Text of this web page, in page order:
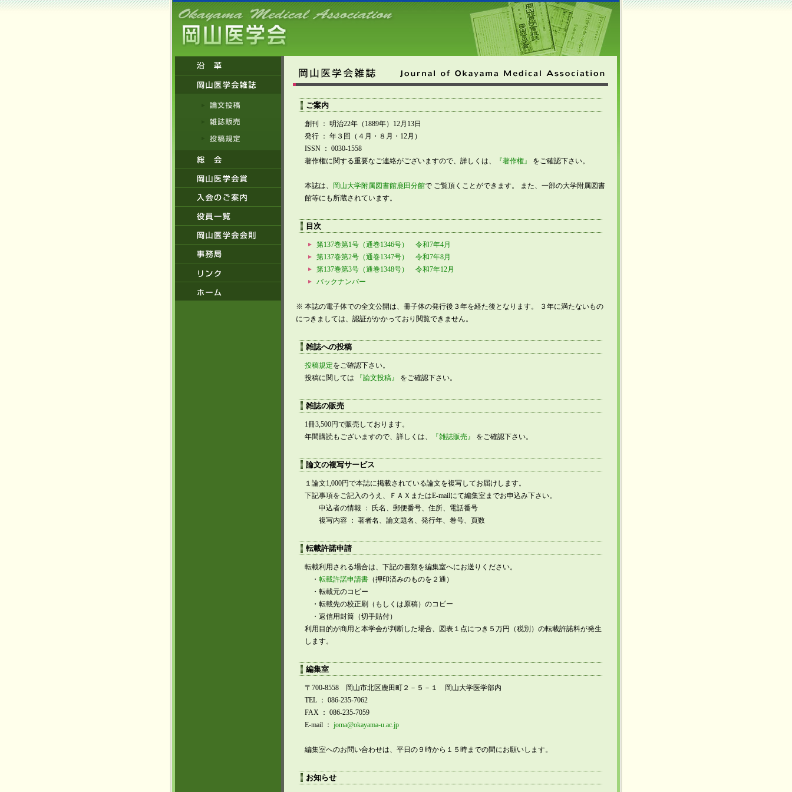
ご案内
創刊 ： 明治22年（1889年）12月13日
発行 ： 年３回（４月・８月・12月）
ISSN ： 0030-1558
著作権に関する重要なご連絡がございますので、詳しくは、
『著作権』 をご確認下さい。
本誌は、 岡山大学附属図書館鹿田分館で ご覧頂くことができます。 また、一部の大学附属図書
館等にも所蔵されています。
目次
第137巻第1号（通巻1346号） 令和7年4月
第137巻第2号（通巻1347号） 令和7年8月
第137巻第3号（通巻1348号） 令和7年12月
バックナンバー
※ 本誌の電子体での全文公開は、冊子体の発行後３年を経た後となります。 ３年に満たないもの
につきましては、認証がかかっており閲覧できません。
雑誌への投稿
投稿規定をご確認下さい。
投稿に関しては
『論文投稿』 をご確認下さい。
雑誌の販売
1冊3,500円で販売しております。
年間購読もございますので、詳しくは、
『雑誌販売』 をご確認下さい。
論文の複写サービス
１論文1,000円で本誌に掲載されている論文を複写してお届けします。
下記事項をご記入のうえ、ＦＡＸまたはE-mailにて編集室までお申込み下さい。
申込者の情報 ： 氏名、郵便番号、住所、電話番号
複写内容 ： 著者名、論文題名、発行年、巻号、頁数
転載許諾申請
転載利用される場合は、下記の書類を編集室へにお送りください。
・ 転載許諾申請書 （押印済みのものを２通）
・転載元のコピー
・転載先の校正刷（もしくは原稿）のコピー
・返信用封筒（切手貼付）
利用目的が商用と本学会が判断した場合、図表１点につき５万円（税別）の転載許諾料が発生
します。
編集室
〒700-8558 岡山市北区鹿田町２－５－１ 岡山大学医学部内
TEL ： 086-235-7062
FAX ： 086-235-7059
E-mail ： joma@okayama-u.ac.jp
編集室へのお問い合わせは、平日の９時から１５時までの間にお願いします。
お知らせ